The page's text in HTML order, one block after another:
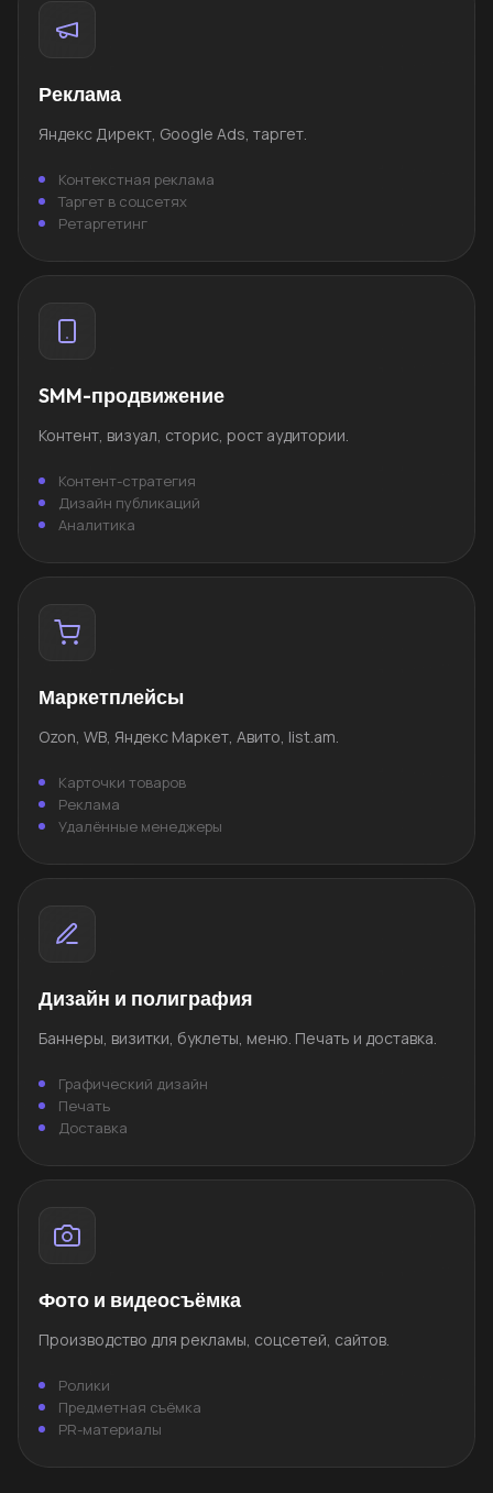
Реклама
Яндекс Директ, Google Ads, таргет.
Контекстная реклама
Таргет в соцсетях
Ретаргетинг
SMM-продвижение
Контент, визуал, сторис, рост аудитории.
Контент-стратегия
Дизайн публикаций
Аналитика
Маркетплейсы
Ozon, WB, Яндекс Маркет, Авито, list.am.
Карточки товаров
Реклама
Удалённые менеджеры
Дизайн и полиграфия
Баннеры, визитки, буклеты, меню. Печать и доставка.
Графический дизайн
Печать
Доставка
Фото и видеосъёмка
Производство для рекламы, соцсетей, сайтов.
Ролики
Предметная съёмка
PR-материалы